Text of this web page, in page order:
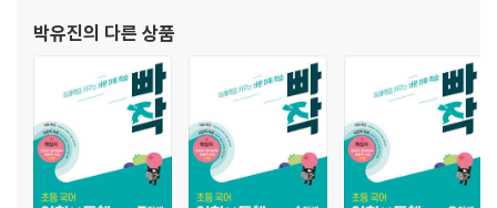
박유진의 다른 상품